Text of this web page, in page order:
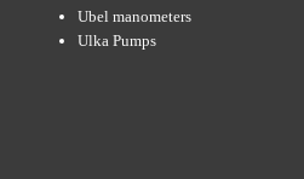
Ubel manometers
Ulka Pumps